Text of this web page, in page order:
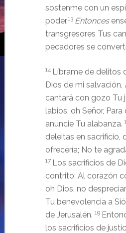
sostenme con un
poder.13 Entonces
transgresores Tus
pecadores se
14 Líbrame de delitos
Dios de mi salvación,
cantará con gozo Tu
labios, oh Señor, Para
anuncie Tu alabanza.
deleitas en sacrificio,
ofrecería; No te
17 Los sacrificios de
contrito; Al corazón
oh Dios, no
Tu benevolencia a
de Jerusalén. 19
los sacrificios de